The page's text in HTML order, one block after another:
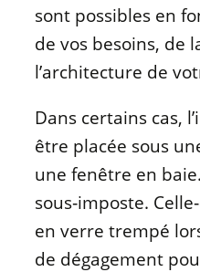
sont possibles en
de vos besoins, de
l’architecture de
Dans certains cas,
être placée sous
une fenêtre en
sous‑imposte.
en verre trempé
de dégagement